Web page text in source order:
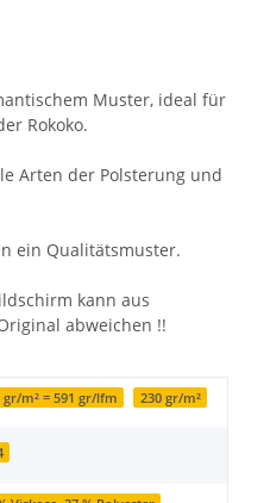
Muster, ideal für
Rokoko.
Arten der Polsterung und
ein Qualitätsmuster.
kann aus
abweichen !!
gr/m² = 591 gr/lfm 230 gr/m²